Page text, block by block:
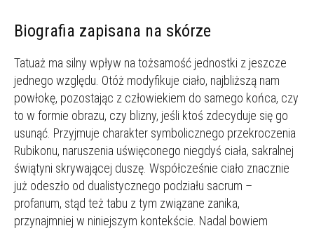
Biografia zapisana na skórze
Tatuaż ma silny wpływ na tożsamość jednostki z jeszcze
jednego względu. Otóż modyfikuje ciało, najbliższą nam
powłokę, pozostając z człowiekiem do samego końca, czy
to w formie obrazu, czy blizny, jeśli ktoś zdecyduje się go
usunąć. Przyjmuje charakter symbolicznego przekroczenia
Rubikonu, naruszenia uświęconego niegdyś ciała, sakralnej
świątyni skrywającej duszę. Współcześnie ciało znacznie
już odeszło od dualistycznego podziału sacrum –
profanum, stąd też tabu z tym związane zanika,
przynajmniej w niniejszym kontekście. Nadal bowiem